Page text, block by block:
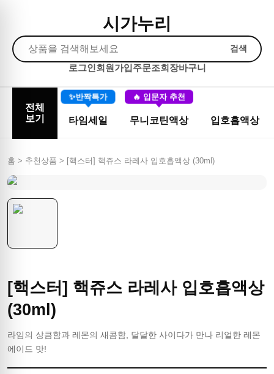
시가누리
검색
로그인회원가입주문조회장바구니
전체
보기
✨반짝특가
타임세일
🔥 입문자 추천
무니코틴액상 입호흡액상
홈 > 추천상품 > [핵스터] 핵쥬스 라레사 입호흡액상 (30ml)
[핵스터] 핵쥬스 라레사 입호흡액상
(30ml)
라임의 상큼함과 레몬의 새콤함, 달달한 사이다가 만나 리얼한 레몬
에이드 맛!